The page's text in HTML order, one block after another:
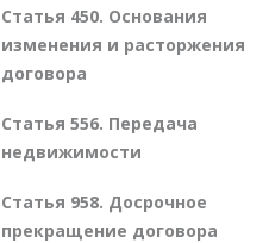
Статья 450. Основания
изменения и расторжения
договора
Статья 556. Передача
недвижимости
Статья 958. Досрочное
прекращение договора